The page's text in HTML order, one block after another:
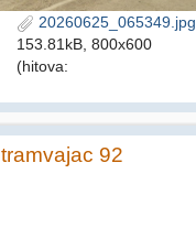
20260625_065349.jpg
153.81kB, 800x600
(hitova:
tramvajac 92